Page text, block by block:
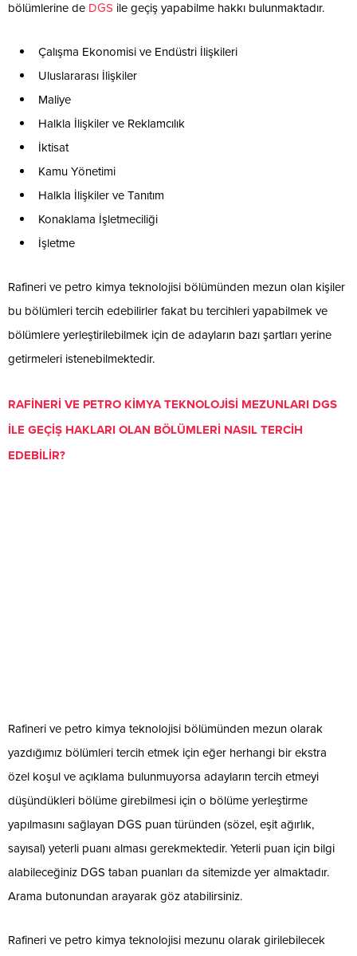
bölümlerine de DGS ile geçiş yapabilme hakkı bulunmaktadır.
Çalışma Ekonomisi ve Endüstri İlişkileri
Uluslararası İlişkiler
Maliye
Halkla İlişkiler ve Reklamcılık
İktisat
Kamu Yönetimi
Halkla İlişkiler ve Tanıtım
Konaklama İşletmeciliği
İşletme
Rafineri ve petro kimya teknolojisi bölümünden mezun olan kişiler
bu bölümleri tercih edebilirler fakat bu tercihleri yapabilmek ve
bölümlere yerleştirilebilmek için de adayların bazı şartları yerine
getirmeleri istenebilmektedir.
RAFİNERİ VE PETRO KİMYA TEKNOLOJİSİ MEZUNLARI DGS
İLE GEÇİŞ HAKLARI OLAN BÖLÜMLERİ NASIL TERCİH
EDEBİLİR?
Rafineri ve petro kimya teknolojisi bölümünden mezun olarak
yazdığımız bölümleri tercih etmek için eğer herhangi bir ekstra
özel koşul ve açıklama bulunmuyorsa adayların tercih etmeyi
düşündükleri bölüme girebilmesi için o bölüme yerleştirme
yapılmasını sağlayan DGS puan türünden (sözel, eşit ağırlık,
sayısal) yeterli puanı alması gerekmektedir. Yeterli puan için bilgi
alabileceğiniz DGS taban puanları da sitemizde yer almaktadır.
Arama butonundan arayarak göz atabilirsiniz.
Rafineri ve petro kimya teknolojisi mezunu olarak girilebilecek